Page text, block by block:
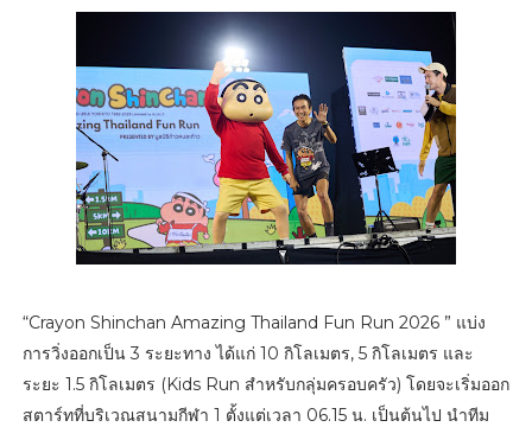
“Crayon Shinchan Amazing Thailand Fun Run 2026 ” แบ่ง
การวิ่งออกเป็น 3 ระยะทาง ได้แก่ 10 กิโลเมตร, 5 กิโลเมตร และ
ระยะ 1.5 กิโลเมตร (Kids Run สำหรับกลุ่มครอบครัว) โดยจะเริ่มออก
สตาร์ทที่บริเวณสนามกีฬา 1 ตั้งแต่เวลา 06.15 น. เป็นต้นไป นำทีม